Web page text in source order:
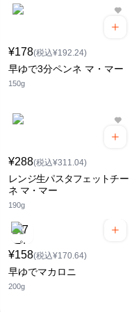
¥178(税込¥192.24)
早ゆで3分ペンネ マ・マー
150g
¥288(税込¥311.04)
レンジ生パスタフェットチー
ネ マ・マー
190g
¥158(税込¥170.64)
早ゆでマカロニ
200g